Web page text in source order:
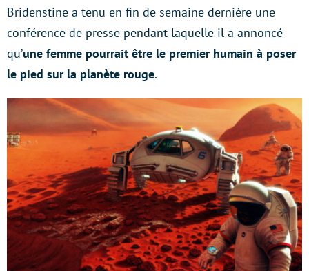
Bridenstine a tenu en fin de semaine dernière une
conférence de presse pendant laquelle il a annoncé
qu’une femme pourrait être le premier humain à poser
le pied sur la planète rouge.